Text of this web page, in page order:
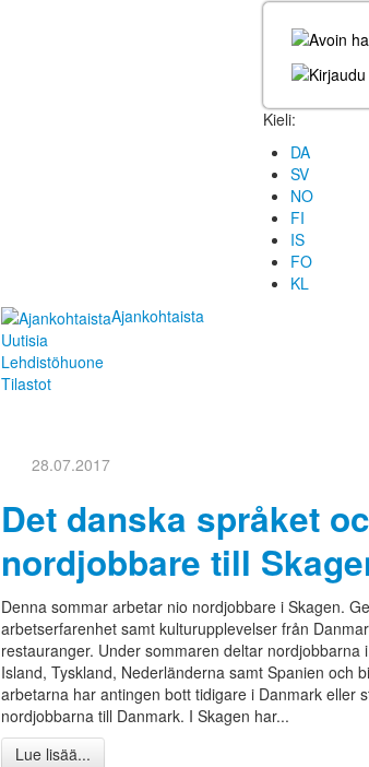
Kieli:
DA
SV
NO
FI
IS
FO
KL
Ajankohtaista
Uutisia
Lehdistöhuone
Tilastot
28.07.2017
Det danska språket
nordjobbare till
Denna sommar arbetar nio nordjobbare i Skagen.
arbetserfarenhet samt kulturupplevelser från
restauranger. Under sommaren deltar
Island, Tyskland, Nederländerna samt Spanien och
arbetarna har antingen bott tidigare i Danmark eller
nordjobbarna till Danmark. I Skagen har...
Lue lisää...